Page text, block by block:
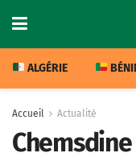
ALGÉRIE
Accueil Actualité